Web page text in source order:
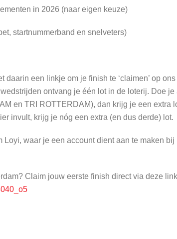
in 2026 (naar eigen keuze)
startnummerband en snelveters)
een linkje om je finish te ‘claimen’ op
ontvang je één lot in de loterij. Doe
en TRI ROTTERDAM), dan krijg je een extra
invult, krijg je nóg een extra (en dus derde) lot.
waar je een account dient aan te maken
Claim jouw eerste finish direct via deze